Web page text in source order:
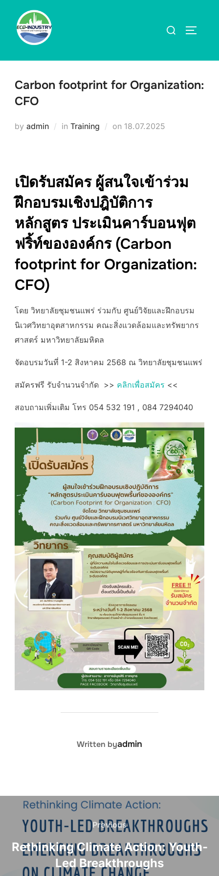
content
Search
Carbon footprint for Organization:
CFO
by admin in Training on Posted
18.07.2025
เปิดรับสมัคร ผู้สนใจเข้าร่วม
ฝึกอบรมเชิงปฎิบัติการ
หลักสูตร ประเมินคาร์บอนฟุต
ฟริ้ท์ขององค์กร (Carbon
footprint for Organization:
CFO)
โดย วิทยาลัยชุมชนแพร่ ร่วมกับ ศูนย์วิจัยและฝึกอบรม
นิเวศวิทยาอุตสาหกรรม คณะสิ่งแวดล้อมและทรัพยากร
ศาสตร์ มหาวิทยาลัยมหิดล
จัดอบรมวันที่ 1-2 สิงหาคม 2568 ณ วิทยาลัยชุมชนแพร่
สมัครฟรี รับจำนวนจำกัด >> คลิกเพื่อสมัคร <<
สอบถามเพิ่มเติม โทร 054 532 191 , 084 7294040
POST AUTHOR
Written byadmin
Post
navigation
Previous
Previous
Rethinking Climate Action: Youth-
Led Breakthroughs